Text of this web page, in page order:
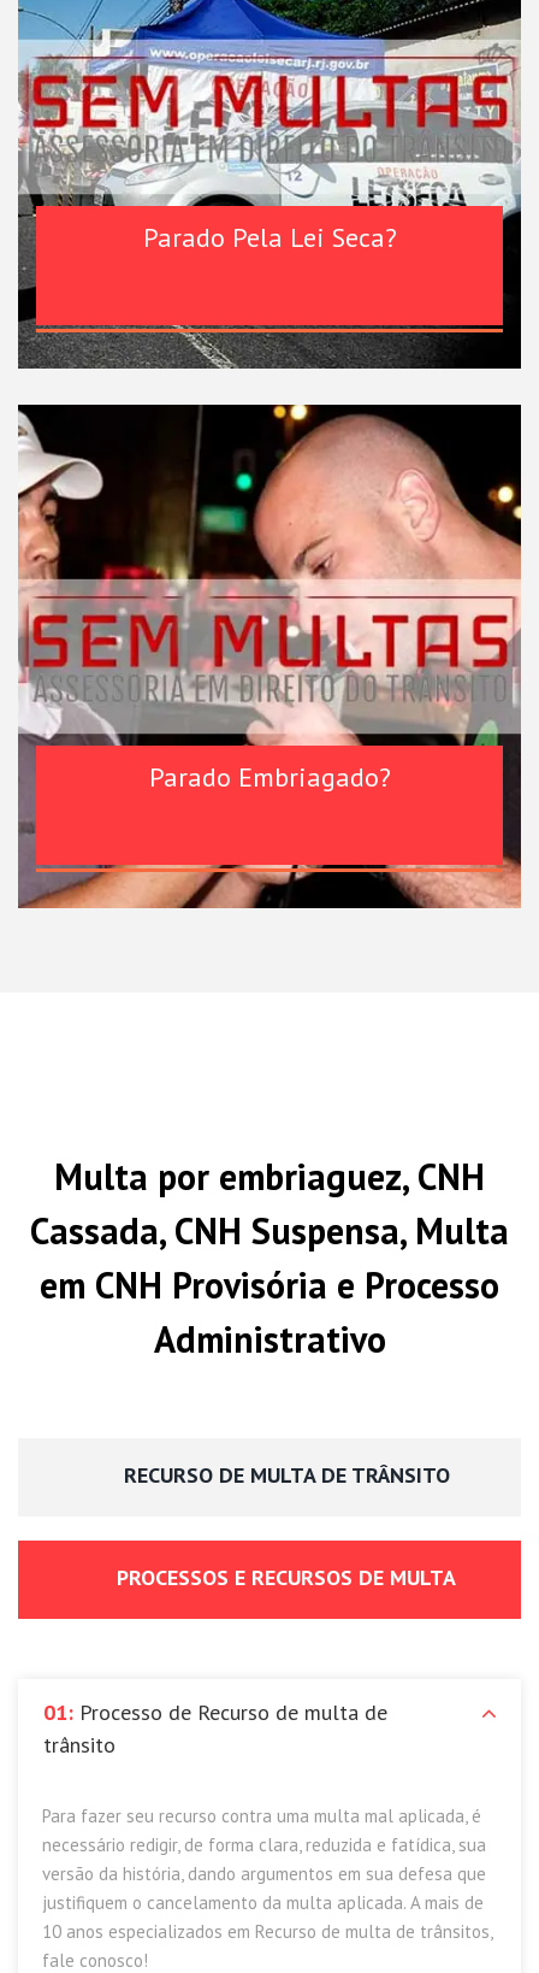
Parado Pela Lei Seca?
Parado Embriagado?
Multa por embriaguez, CNH
Cassada, CNH Suspensa, Multa
em CNH Provisória e Processo
Administrativo
RECURSO DE MULTA DE TRÂNSITO
PROCESSOS E RECURSOS DE MULTA
01: Processo de Recurso de multa de
trânsito
Para fazer seu recurso contra uma multa mal aplicada, é
necessário redigir, de forma clara, reduzida e fatídica, sua
versão da história, dando argumentos em sua defesa que
justifiquem o cancelamento da multa aplicada. A mais de
10 anos especializados em Recurso de multa de trânsitos,
fale conosco!